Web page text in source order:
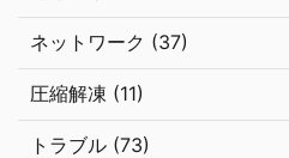
ネットワーク (37)
圧縮解凍 (11)
トラブル (73)